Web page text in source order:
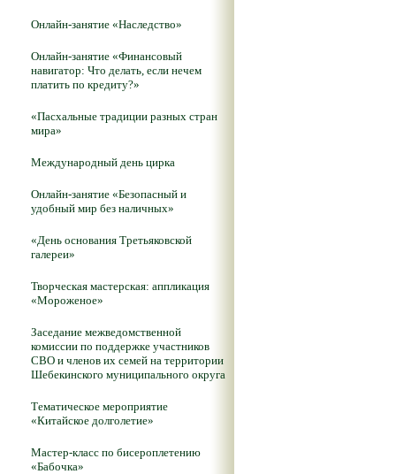
Онлайн-занятие «Наследство»
Онлайн-занятие «Финансовый
навигатор: Что делать, если нечем
платить по кредиту?»
«Пасхальные традиции разных стран
мира»
Международный день цирка
Онлайн-занятие «Безопасный и
удобный мир без наличных»
«День основания Третьяковской
галереи»
Творческая мастерская: аппликация
«Мороженое»
Заседание межведомственной
комиссии по поддержке участников
СВО и членов их семей на территории
Шебекинского муниципального округа
Тематическое мероприятие
«Китайское долголетие»
Мастер-класс по бисероплетению
«Бабочка»